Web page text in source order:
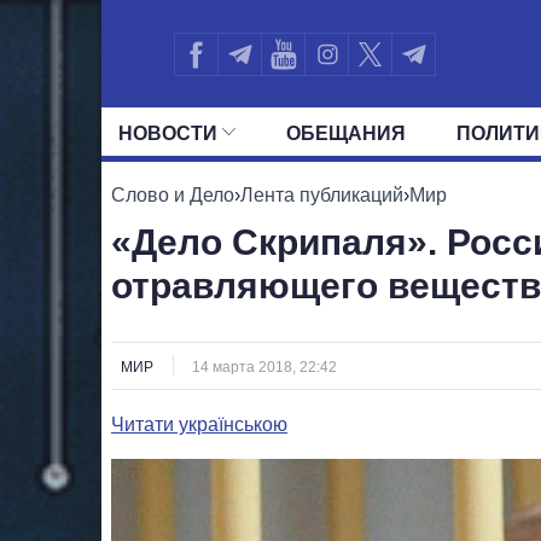
НОВОСТИ ОБЕЩАНИЯ
ВСЕ ПОЛИТИКИ ПРЕЗИДЕНТ И
Слово и Дело›Лента публикаций›Мир
«Дело Скрипаля».
отравляющего
МИР 14 марта 2018, 22:42
Читати українською